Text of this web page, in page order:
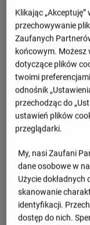
Klikając
przechowywanie
Zaufanych
końcowym. Możesz
dotyczące plików
twoimi
odnośnik
przechodząc do
ustawień plików
przeglądarki.
My, nasi Zaufani
dane osobowe w
Użycie
skanowanie
identyfikacji.
dostęp do nich.